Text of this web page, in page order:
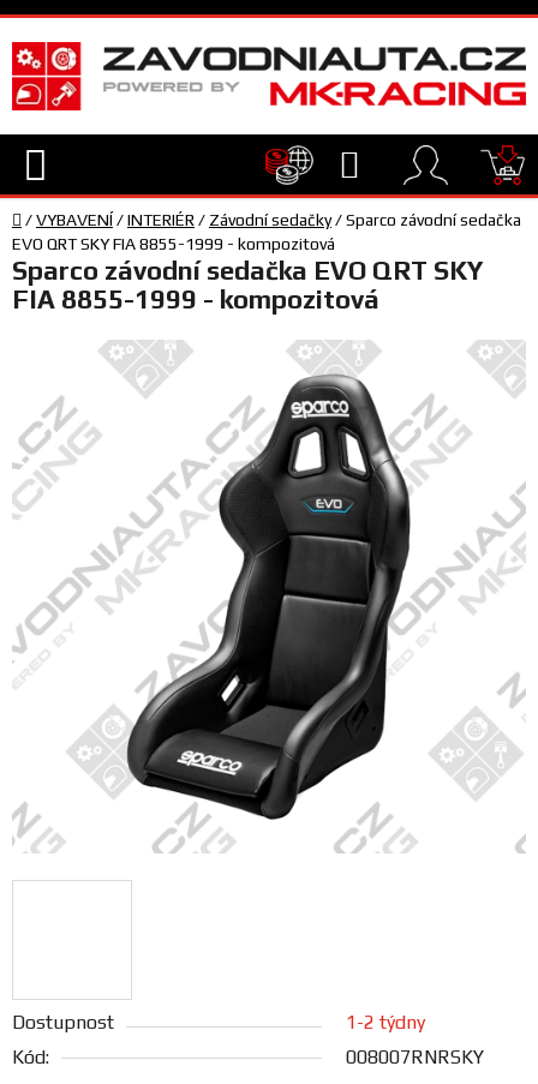
Přejít
na
obsah
Hledat
TECHNIKA
VYBAVENÍ
TÝM
A
SERVIS
FANOUŠCI
Profil
firmy
Obchodní
podmínky
Doprava
a
katalogy
Domů
/VYBAVENÍ/INTERIÉR / Závodní sedačky/Sparco závodní sedačka
EVO QRT SKY FIA 8855-1999 - kompozitová
Dostupnost
1-2 týdny
Kód:
008007RNRSKY
Sparco závodní sedačka EVO QRT SKY
FIA 8855-1999 - kompozitová